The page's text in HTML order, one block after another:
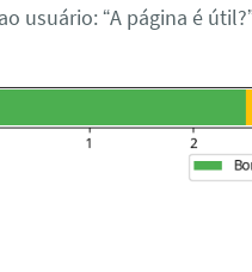
usuário: “A página é